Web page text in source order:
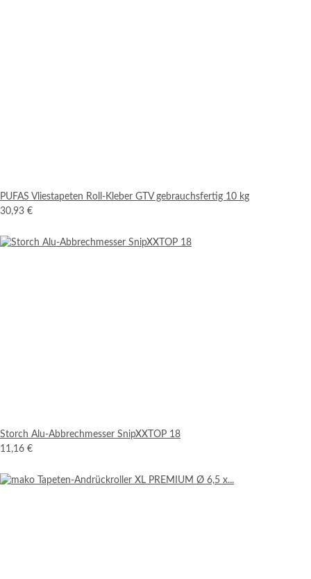
PUFAS Vliestapeten Roll-Kleber GTV gebrauchsfertig 10 kg
30,93 €
Storch Alu-Abbrechmesser SnipXXTOP 18
11,16 €